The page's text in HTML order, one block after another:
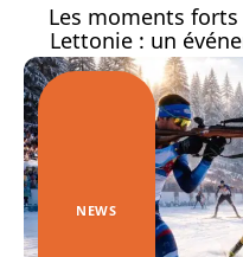
Les moments
Lettonie : un
NEWS